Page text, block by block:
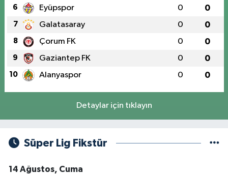
6 Eyüpspor 0 0
7 Galatasaray 0 0
8 Çorum FK 0 0
9 Gaziantep FK 0 0
10 Alanyaspor 0 0
Detaylar için tıklayın
Süper Lig Fikstür
14 Ağustos, Cuma